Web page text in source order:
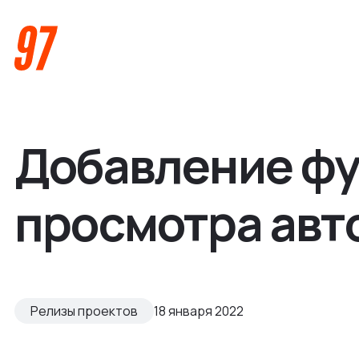
Кейсы
Добавление
просмотра
Релизы проектов 18 января 2022